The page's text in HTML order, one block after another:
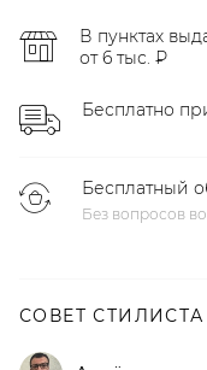
В пунктах
от 6 тыс. ₽
Бесплатно
Бесплатный
Без вопросов
СОВЕТ СТИЛИСТА